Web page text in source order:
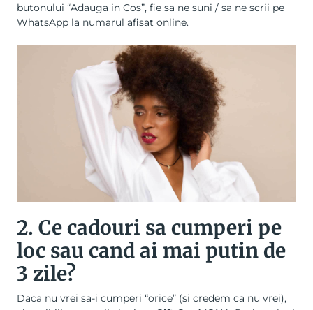
butonului “Adauga in Cos”, fie sa ne suni / sa ne scrii pe
WhatsApp la numarul afisat online.
2. Ce cadouri sa cumperi pe
loc sau cand ai mai putin de
3 zile?
Daca nu vrei sa-i cumperi “orice” (si credem ca nu vrei),